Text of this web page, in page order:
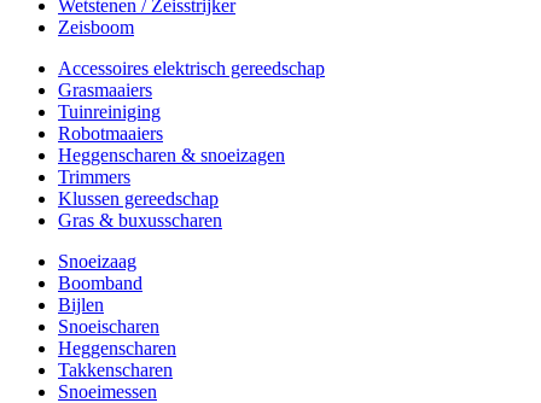
Wetstenen / Zeisstrijker
Zeisboom
Accessoires elektrisch gereedschap
Grasmaaiers
Tuinreiniging
Robotmaaiers
Heggenscharen & snoeizagen
Trimmers
Klussen gereedschap
Gras & buxusscharen
Snoeizaag
Boomband
Bijlen
Snoeischaren
Heggenscharen
Takkenscharen
Snoeimessen